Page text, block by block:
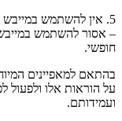
5. אין להשתמש במייבש כביסה:
– אסור להשתמש
חופשי.
בהתאם למאפיינים
על הוראות אלו ולפעול
ועמידותם.